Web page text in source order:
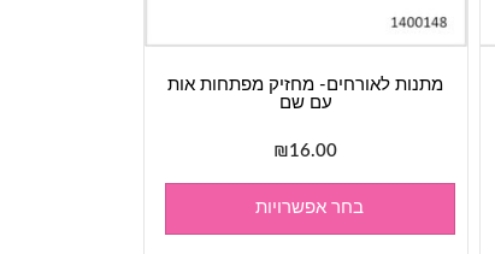
מתנות לאורחים- מחזיק מפתחות אות
עם שם
₪16.00
בחר אפשרויות